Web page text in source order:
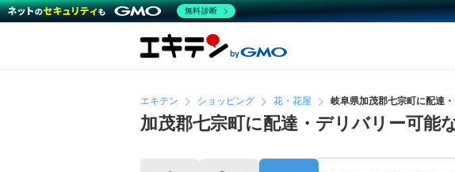
エキテン ショッピング 花・花屋 岐阜県加茂郡七宗町に配達
加茂郡七宗町に配達・デリバリー可能
無料診断